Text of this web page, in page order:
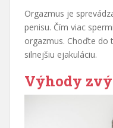
Orgazmus je
penisu. Čím viac
orgazmus. Choďte do
silnejšiu ejakuláciu.
Výhody